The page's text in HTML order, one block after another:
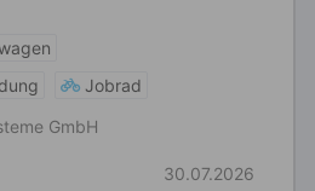
Jobrad
GmbH
30.07.2026